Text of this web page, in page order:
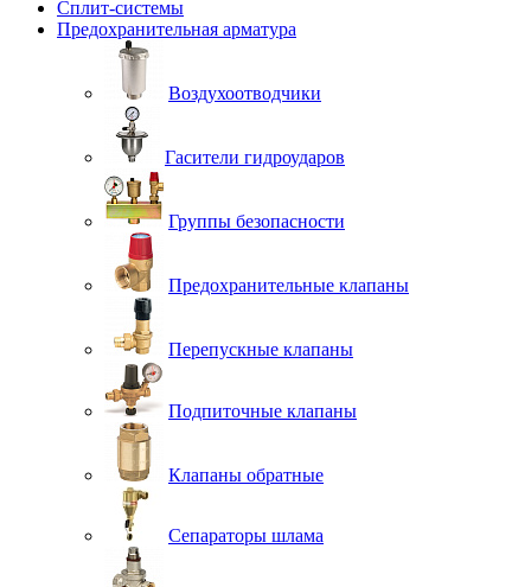
Сплит-системы
Предохранительная арматура
Воздухоотводчики
Гасители гидроударов
Группы безопасности
Предохранительные клапаны
Перепускные клапаны
Подпиточные клапаны
Клапаны обратные
Сепараторы шлама